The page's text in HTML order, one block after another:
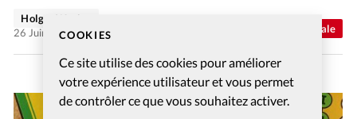
COOKIES
Ce site utilise des cookies pour améliorer
votre expérience utilisateur et vous permet
de contrôler ce que vous souhaitez activer.
Actualité internationale
Holger Wetjen
26 Juin 2026